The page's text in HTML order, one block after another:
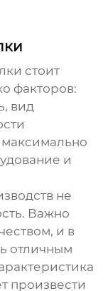
стоит
факторов:
вид
максимально
и
не
Важно
и в
отличным
произвести